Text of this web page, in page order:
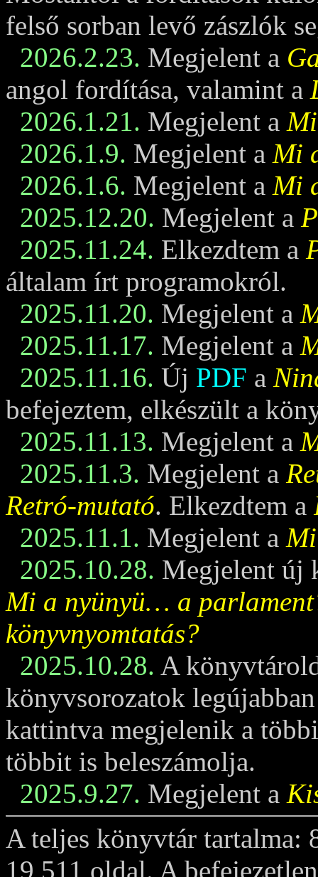
felső sorban levő zászlók
2026.2.23. Megjelent a
angol fordítása, valamint a
2026.1.21. Megjelent a
2026.1.9. Megjelent a Mi
2026.1.6. Megjelent a Mi
2025.12.20. Megjelent a
2025.11.24. Elkezdtem a
általam írt programokról.
2025.11.20. Megjelent a
2025.11.17. Megjelent a
2025.11.16. Új PDF a
befejeztem, elkészült a
2025.11.13. Megjelent a
2025.11.3. Megjelent a
Retró-mutató. Elkezdtem a
2025.11.1. Megjelent a
2025.10.28. Megjelent új
Mi a nyünyü… a
könyvnyomtatás?
2025.10.28. A
könyvsorozatok
kattintva megjelenik a
többit is beleszámolja.
2025.9.27. Megjelent a
A teljes könyvtár tartalma:
19 511 oldal. A